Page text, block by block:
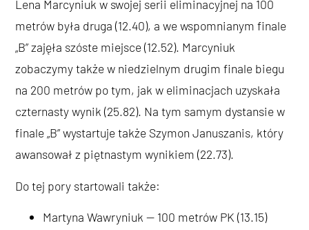
Lena Marcyniuk w swojej serii eliminacyjnej na 100
metrów była druga (12.40), a we wspomnianym finale
„B” zajęła szóste miejsce (12.52). Marcyniuk
zobaczymy także w niedzielnym drugim finale biegu
na 200 metrów po tym, jak w eliminacjach uzyskała
czternasty wynik (25.82). Na tym samym dystansie w
finale „B” wystartuje także Szymon Januszanis, który
awansował z piętnastym wynikiem (22.73).
Do tej pory startowali także:
Martyna Wawryniuk — 100 metrów PK (13.15)